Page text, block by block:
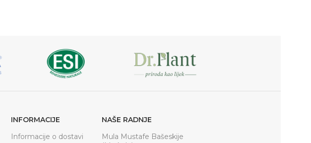
INFORMACIJE
Informacije o dostavi
NAŠE RADNJE
Mula Mustafe Bašeskije